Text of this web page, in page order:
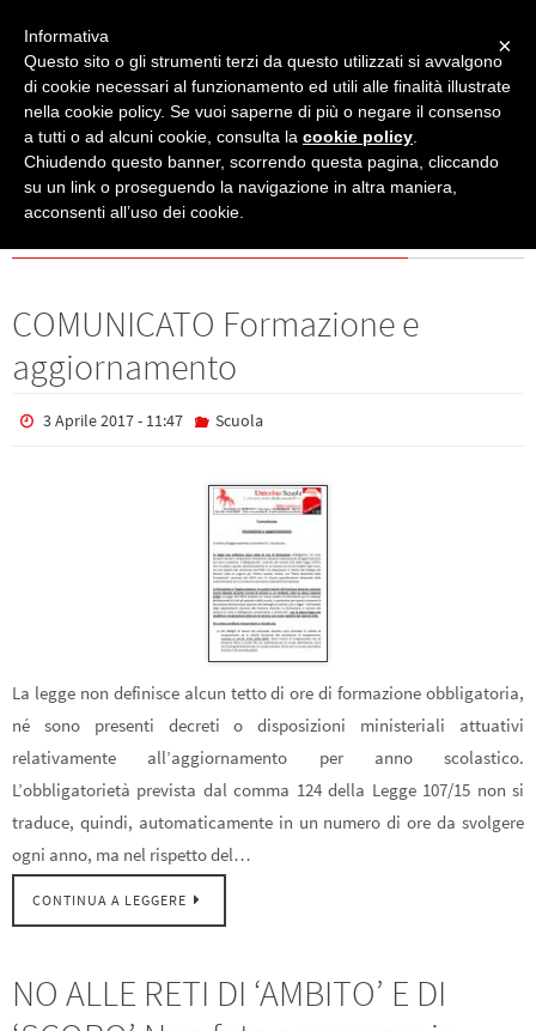
Archivio per categoria "Scuola"(Pagina 98)
Categoria: Scuola
COMUNICATO Formazione e
aggiornamento
3 Aprile 2017 - 11:47 Scuola
La legge non definisce alcun tetto di ore di formazione obbligatoria,
né sono presenti decreti o disposizioni ministeriali attuativi
relativamente all’aggiornamento per anno scolastico.
L’obbligatorietà prevista dal comma 124 della Legge 107/15 non si
traduce, quindi, automaticamente in un numero di ore da svolgere
ogni anno, ma nel rispetto del…
CONTINUA A LEGGERE
NO ALLE RETI DI ‘AMBITO’ E DI
×
Informativa
Questo sito o gli strumenti terzi da questo utilizzati si avvalgono
di cookie necessari al funzionamento ed utili alle finalità illustrate
nella cookie policy. Se vuoi saperne di più o negare il consenso
a tutti o ad alcuni cookie, consulta la cookie policy
Chiudendo questo banner, scorrendo questa pagina, cliccando
su un link o proseguendo la navigazione in altra maniera,
acconsenti all’uso dei cookie.